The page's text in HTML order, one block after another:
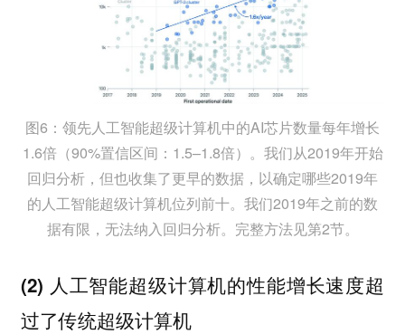
图6：领先人工智能超级计算机中的AI芯片数量每年增长
1.6倍（90%置信区间：1.5–1.8倍）。我们从2019年开始
回归分析，但也收集了更早的数据，以确定哪些2019年
的人工智能超级计算机位列前十。我们2019年之前的数
据有限，无法纳入回归分析。完整方法见第2节。
(2) 人工智能超级计算机的性能增长速度超
过了传统超级计算机